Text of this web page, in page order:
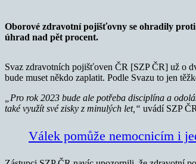
Oborové zdravotní pojišťovny se ohradily
úhrad nad pět procent.
Svaz zdravotních pojišťoven ČR [SZP ČR] už o
bude muset někdo zaplatit. Podle Svazu to jen
Pro rok 2023 bude ale potřeba disciplína a
také využít své zisky z minulých let,“ uvádí SZP
Válek pomůže nemocnicím i